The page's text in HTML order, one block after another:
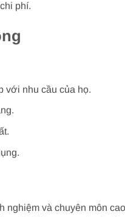
phí.
với nhu cầu của họ.
nghiệm và chuyên môn